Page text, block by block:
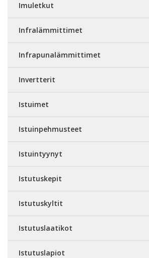
Imuletkut
Infralämmittimet
Infrapunalämmittimet
Invertterit
Istuimet
Istuinpehmusteet
Istuintyynyt
Istutuskepit
Istutuskyltit
Istutuslaatikot
Istutuslapiot